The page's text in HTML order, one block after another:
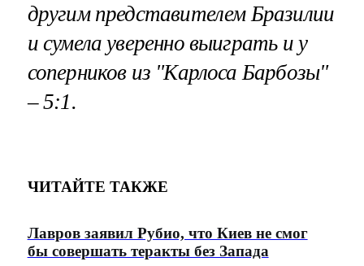
другим представителем Бразилии
и сумела уверенно выиграть и у
соперников из "Карлоса Барбозы"
– 5:1.
ЧИТАЙТЕ ТАКЖЕ
Лавров заявил Рубио, что Киев не смог
бы совершать теракты без Запада